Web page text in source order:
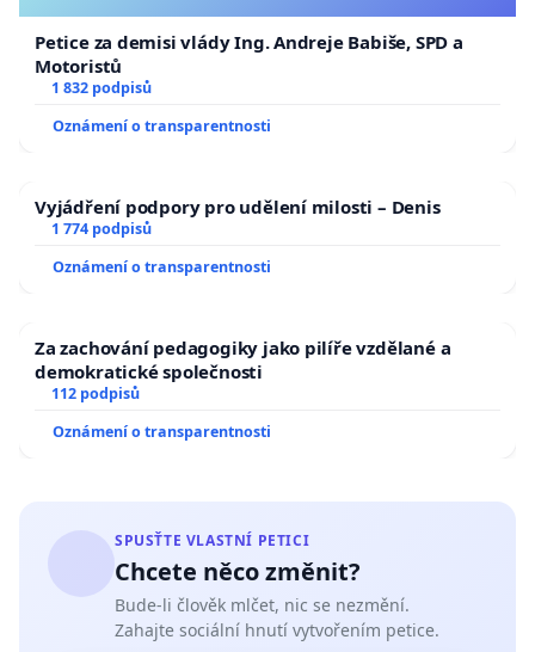
Petice za demisi vlády Ing. Andreje Babiše, SPD a
Motoristů
1 832 podpisů
Oznámení o transparentnosti
Vyjádření podpory pro udělení milosti – Denis
1 774 podpisů
Oznámení o transparentnosti
Za zachování pedagogiky jako pilíře vzdělané a
demokratické společnosti
112 podpisů
Oznámení o transparentnosti
SPUSŤTE VLASTNÍ PETICI
Chcete něco změnit?
Bude-li člověk mlčet, nic se nezmění.
Zahajte sociální hnutí vytvořením petice.